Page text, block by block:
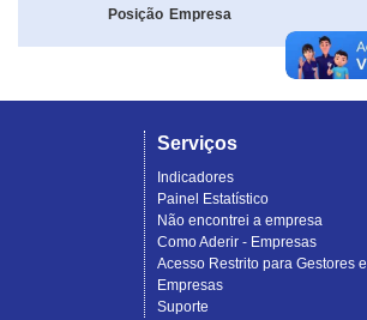
Posição Empresa
Serviços
Indicadores
Painel Estatístico
Não encontrei a empresa
Como Aderir - Empresas
Acesso Restrito para Gestores e
Empresas
Suporte